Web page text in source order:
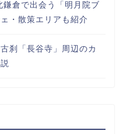
倉で出会う「明月院ブ
・散策エリアも紹介
刹「長谷寺」周辺のカ